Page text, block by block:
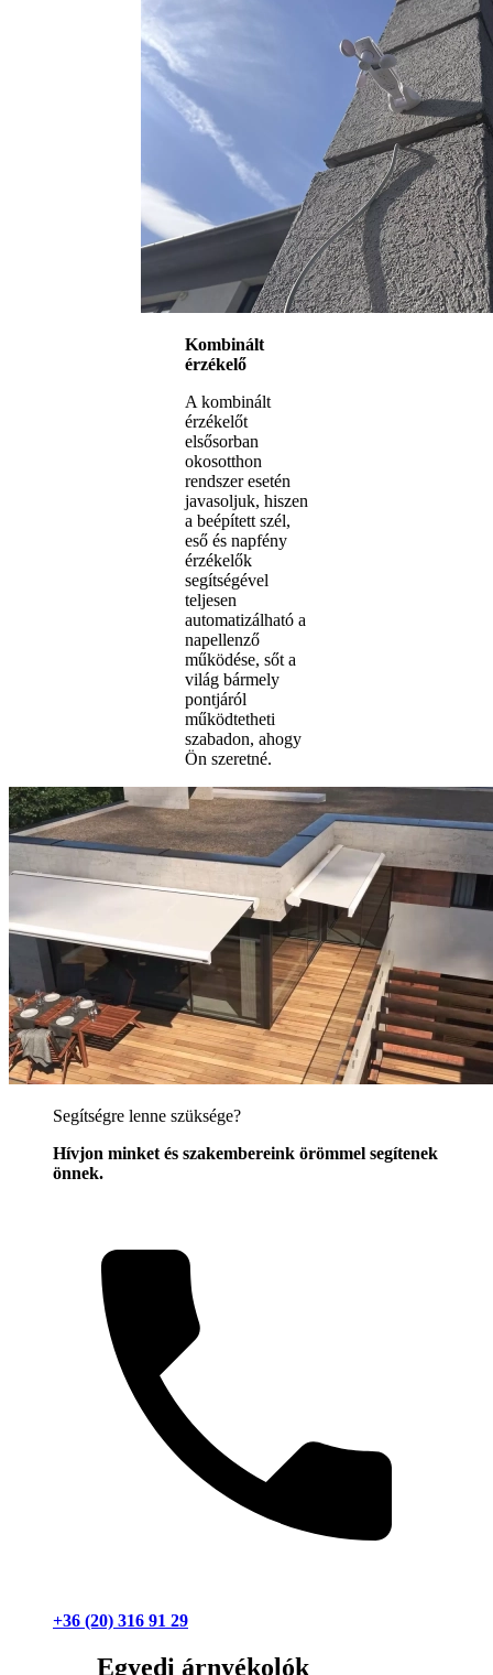
Kombinált
érzékelő
A kombinált
érzékelőt
elsősorban
okosotthon
rendszer esetén
javasoljuk, hiszen
a beépített szél,
eső és napfény
érzékelők
segítségével
teljesen
automatizálható a
napellenző
működése, sőt a
világ bármely
pontjáról
működtetheti
szabadon, ahogy
Ön szeretné.
Segítségre lenne szüksége?
Hívjon minket és szakembereink örömmel segítenek
önnek.
+36 (20) 316 91 29
Egyedi árnyékolók